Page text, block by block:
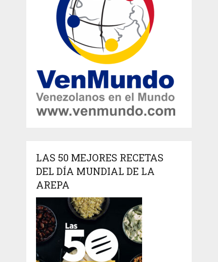
LAS 50 MEJORES RECETAS
DEL DÍA MUNDIAL DE LA
AREPA